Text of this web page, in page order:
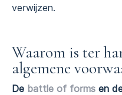
verwijzen.
Waarom is ter
algemene
De battle of forms en